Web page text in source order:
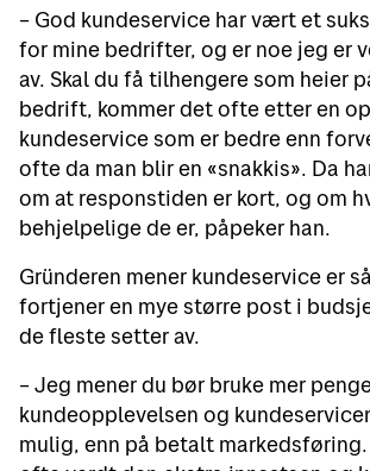
– God kundeservice har vært et
for mine bedrifter, og er noe jeg er
av. Skal du få tilhengere som heier
bedrift, kommer det ofte etter en
kundeservice som er bedre enn
ofte da man blir en «snakkis». Da
om at responstiden er kort, og om
behjelpelige de er, påpeker han.
Gründeren mener kundeservice er
fortjener en mye større post i
de fleste setter av.
– Jeg mener du bør bruke mer
kundeopplevelsen og
mulig, enn på betalt